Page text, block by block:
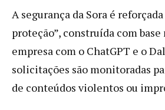
A segurança da Sora é
proteção”, construída com
empresa com o ChatGPT e o
solicitações são monitoradas
de conteúdos violentos ou